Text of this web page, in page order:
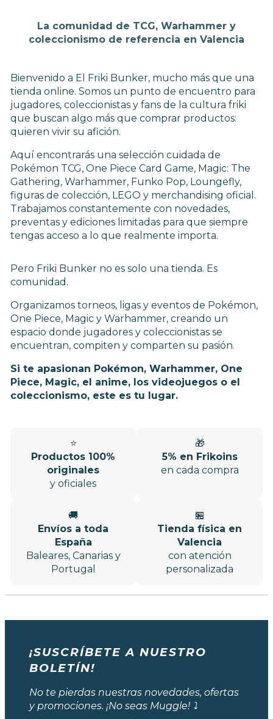
La comunidad de TCG, Warhammer y
coleccionismo de referencia en Valencia
Bienvenido a El Friki Bunker, mucho más que una
tienda online. Somos un punto de encuentro para
jugadores, coleccionistas y fans de la cultura friki
que buscan algo más que comprar productos:
quieren vivir su afición.
Aquí encontrarás una selección cuidada de
Pokémon TCG, One Piece Card Game, Magic: The
Gathering, Warhammer, Funko Pop, Loungefly,
figuras de colección, LEGO y merchandising oficial.
Trabajamos constantemente con novedades,
preventas y ediciones limitadas para que siempre
tengas acceso a lo que realmente importa.
Pero Friki Bunker no es solo una tienda. Es
comunidad.
Organizamos torneos, ligas y eventos de Pokémon,
One Piece, Magic y Warhammer, creando un
espacio donde jugadores y coleccionistas se
encuentran, compiten y comparten su pasión.
Si te apasionan Pokémon, Warhammer, One
Piece, Magic, el anime, los videojuegos o el
coleccionismo, este es tu lugar.
⭐
Productos 100%
originales
y oficiales
🎁
5% en Frikoins
en cada compra
🚚
Envíos a toda
España
Baleares, Canarias y
Portugal
🏪
Tienda física en
Valencia
con atención
personalizada
¡SUSCRÍBETE A NUESTRO
BOLETÍN!
No te pierdas nuestras novedades, ofertas
y promociones. ¡No seas Muggle! ⤵️